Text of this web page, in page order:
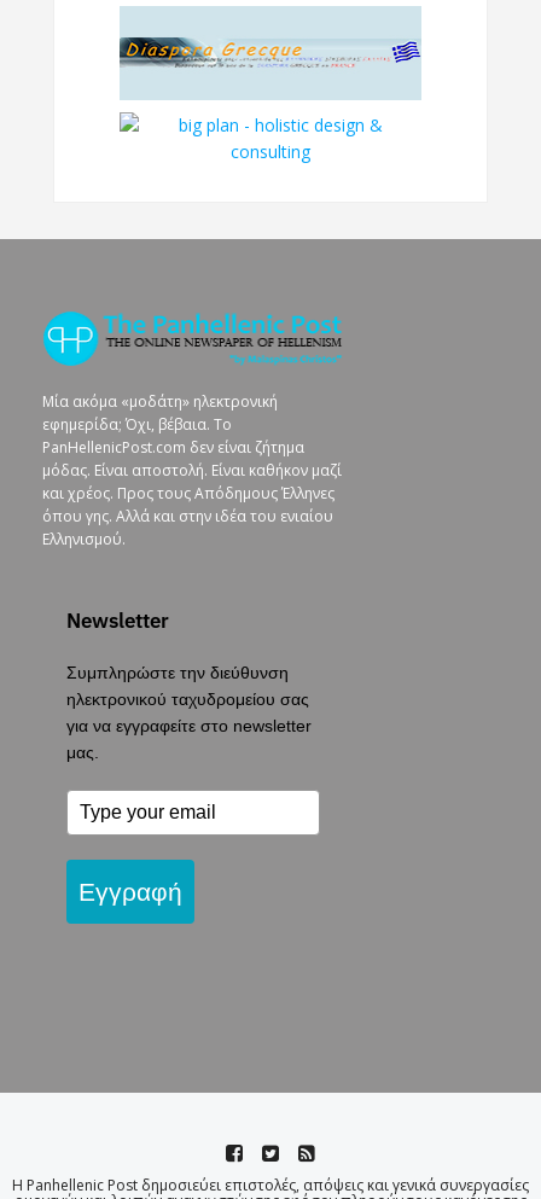
Μία ακόμα «μοδάτη» ηλεκτρονική
εφημερίδα; Όχι, βέβαια. To
PanHellenicPost.com δεν είναι ζήτημα
μόδας. Είναι αποστολή. Είναι καθήκον μαζί
και χρέος. Προς τους Απόδημους Έλληνες
όπου γης. Αλλά και στην ιδέα του ενιαίου
Ελληνισμού.
Newsletter
Συμπληρώστε την διεύθυνση
ηλεκτρονικού ταχυδρομείου σας
για να εγγραφείτε στο newsletter
μας.
Εγγραφή
Η Panhellenic Post δημοσιεύει επιστολές, απόψεις και γενικά συνεργασίες